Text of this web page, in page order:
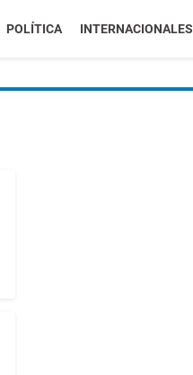
POLÍTICA INTERNACIONALES